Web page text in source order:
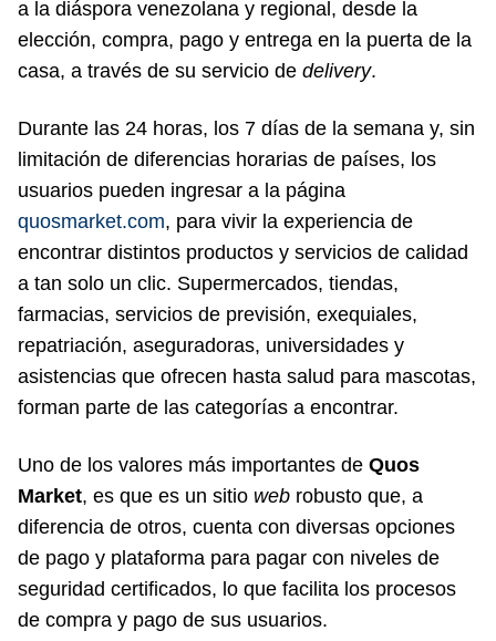
a la diáspora venezolana y regional, desde la
elección, compra, pago y entrega en la puerta de la
casa, a través de su servicio de delivery.
Durante las 24 horas, los 7 días de la semana y, sin
limitación de diferencias horarias de países, los
usuarios pueden ingresar a la página
quosmarket.com, para vivir la experiencia de
encontrar distintos productos y servicios de calidad
a tan solo un clic. Supermercados, tiendas,
farmacias, servicios de previsión, exequiales,
repatriación, aseguradoras, universidades y
asistencias que ofrecen hasta salud para mascotas,
forman parte de las categorías a encontrar.
Uno de los valores más importantes de Quos
Market, es que es un sitio web robusto que, a
diferencia de otros, cuenta con diversas opciones
de pago y plataforma para pagar con niveles de
seguridad certificados, lo que facilita los procesos
de compra y pago de sus usuarios.